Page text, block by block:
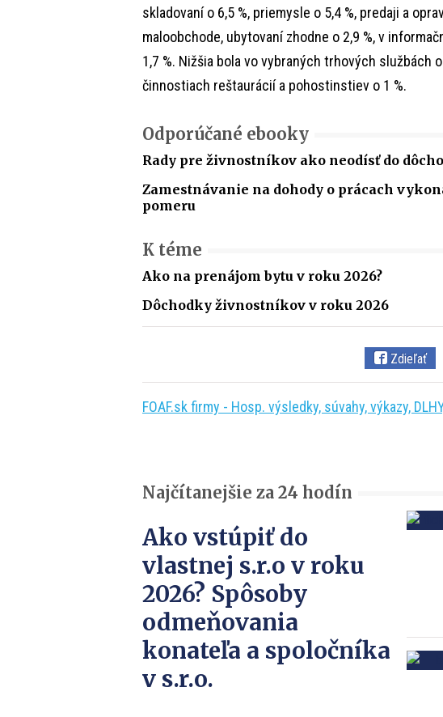
skladovaní o 6,5 %, priemysle o 5,4 %, predaji a
maloobchode, ubytovaní zhodne o 2,9 %, v
1,7 %. Nižšia bola vo vybraných trhových službách
činnostiach reštaurácií a pohostinstiev o 1 %.
Odporúčané ebooky
Rady pre živnostníkov ako neodísť do
Zamestnávanie na dohody o prácach
pomeru
K téme
Ako na prenájom bytu v roku 2026?
Dôchodky živnostníkov v roku 2026
Zdieľať
FOAF.sk firmy - Hosp. výsledky, súvahy, výkazy,
Najčítanejšie za 24 hodín
Ako vstúpiť do
vlastnej s.r.o v roku
2026? Spôsoby
odmeňovania
konateľa a spoločníka
v s.r.o.